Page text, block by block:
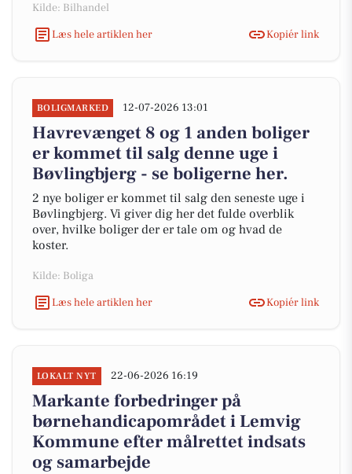
Kilde: Bilhandel
Læs hele artiklen her
Kopiér link
BOLIGMARKED 12-07-2026 13:01
Havrevænget 8 og 1 anden boliger
er kommet til salg denne uge i
Bøvlingbjerg - se boligerne her.
2 nye boliger er kommet til salg den seneste uge i
Bøvlingbjerg. Vi giver dig her det fulde overblik
over, hvilke boliger der er tale om og hvad de
koster.
Kilde: Boliga
Læs hele artiklen her
Kopiér link
LOKALT NYT 22-06-2026 16:19
Markante forbedringer på
børnehandicapområdet i Lemvig
Kommune efter målrettet indsats
og samarbejde